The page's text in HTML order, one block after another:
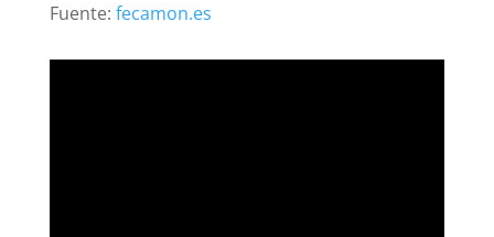
Fuente: fecamon.es